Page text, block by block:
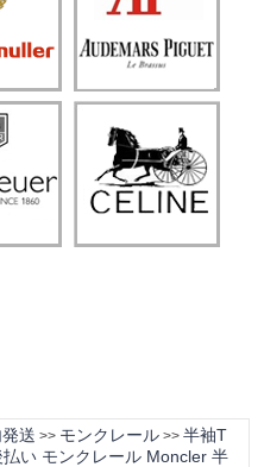
送 >> モンクレール>> 半袖T
い モンクレール Moncler 半